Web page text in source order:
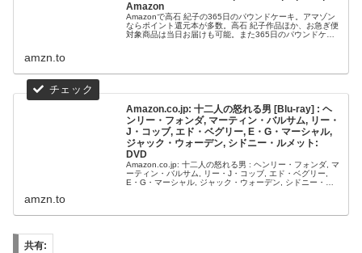
Amazon
Amazonで高石 紀子の365日のパウンドケーキ。アマゾン
ならポイント還元本が多数。高石 紀子作品ほか、お急ぎ便
対象商品は当日お届けも可能。また365日のパウンドケー
amzn.to
Amazon.co.jp: 十二人の怒れる男 [Blu-ray] : ヘ
ンリー・フォンダ, マーティン・バルサム, リー・
J・コッブ, エド・ベグリー, E・G・マーシャル,
ジャック・ウォーデン, シドニー・ルメット:
DVD
Amazon.co.jp: 十二人の怒れる男 : ヘンリー・フォンダ, マ
ーティン・バルサム, リー・J・コッブ, エド・ベグリー,
E・G・マーシャル, ジャック・ウォーデン, シドニー・ル
amzn.to
共有: